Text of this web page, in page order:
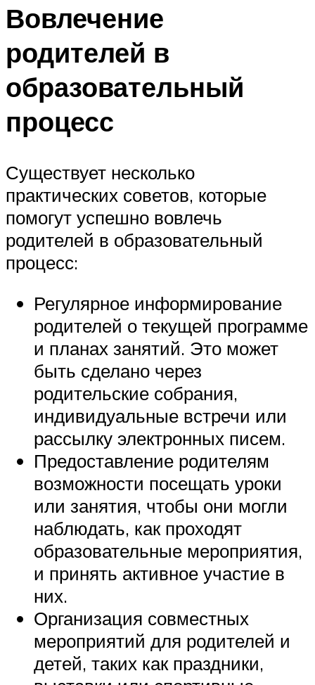
Вовлечение
родителей в
образовательный
процесс
Существует несколько
практических советов, которые
помогут успешно вовлечь
родителей в образовательный
процесс:
Регулярное информирование
родителей о текущей программе
и планах занятий. Это может
быть сделано через
родительские собрания,
индивидуальные встречи или
рассылку электронных писем.
Предоставление родителям
возможности посещать уроки
или занятия, чтобы они могли
наблюдать, как проходят
образовательные мероприятия,
и принять активное участие в
них.
Организация совместных
мероприятий для родителей и
детей, таких как праздники,